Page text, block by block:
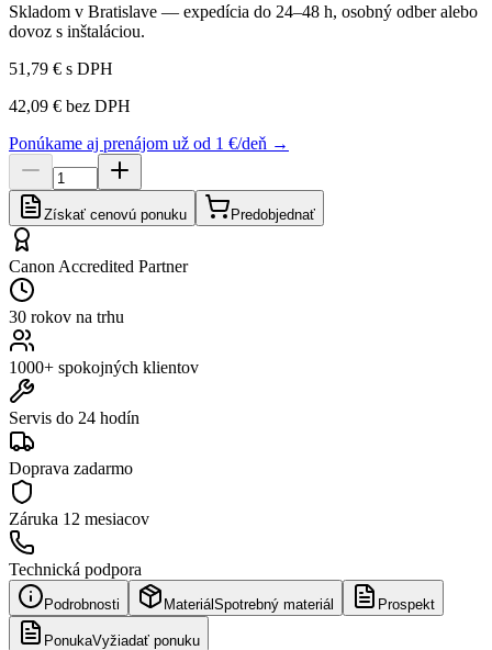
Skladom v Bratislave — expedícia do 24–48 h, osobný odber alebo
dovoz s inštaláciou.
51,79 € s DPH
42,09 € bez DPH
Ponúkame aj prenájom už od 1 €/deň →
Získať cenovú ponuku Predobjednať
Canon Accredited Partner
30 rokov na trhu
1000+ spokojných klientov
Servis do 24 hodín
Doprava zadarmo
Záruka 12 mesiacov
Technická podpora
Podrobnosti Materiál Spotrebný materiál Prospekt
PonukaVyžiadať ponuku